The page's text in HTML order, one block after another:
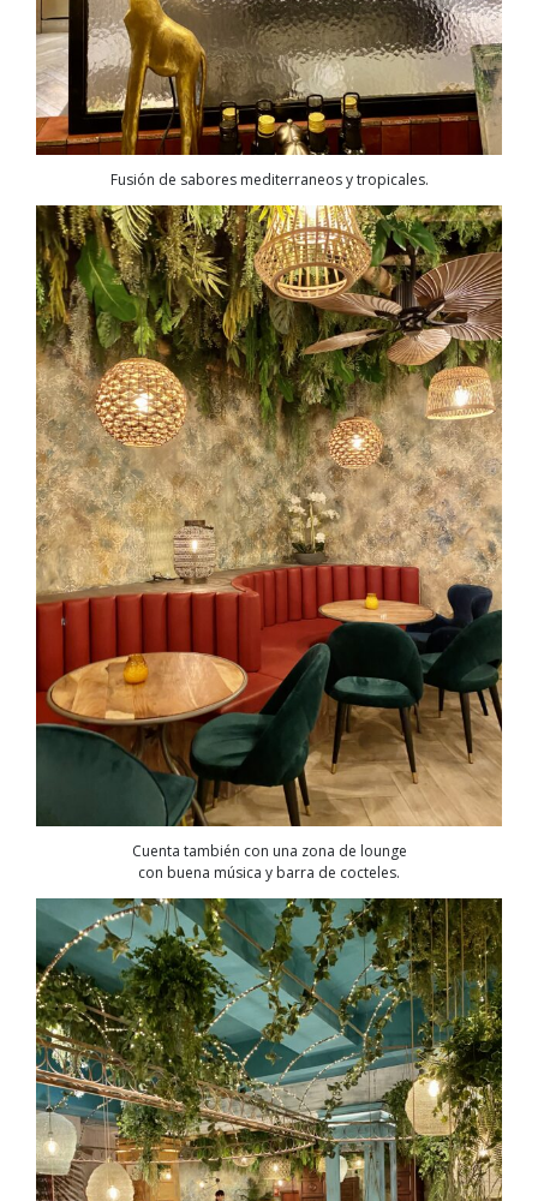
Fusión de sabores mediterraneos y tropicales.
Cuenta también con una zona de lounge
con buena música y barra de cocteles.